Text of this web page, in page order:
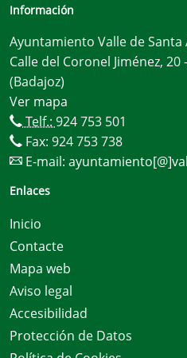
Información
Ayuntamiento Valle de Santa
Calle del Coronel Jiménez,
(Badajoz)
Ver mapa
Telf.: 924 753 501
Fax: 924 753 738
E-mail:
Enlaces
Inicio
Contacte
Mapa web
Aviso legal
Accesibilidad
Protección de Datos